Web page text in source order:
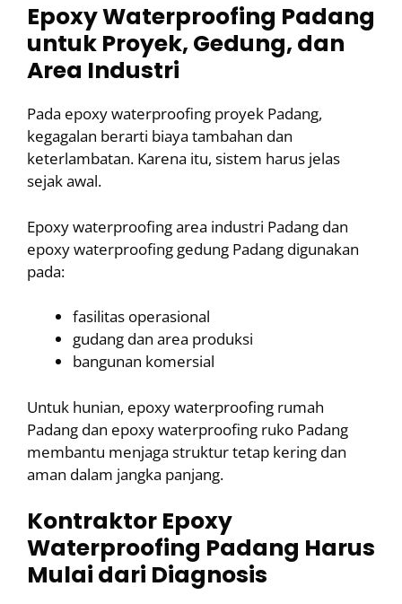
Epoxy Waterproofing Padang
untuk Proyek, Gedung, dan
Area Industri
Pada epoxy waterproofing proyek Padang,
kegagalan berarti biaya tambahan dan
keterlambatan. Karena itu, sistem harus jelas
sejak awal.
Epoxy waterproofing area industri Padang dan
epoxy waterproofing gedung Padang digunakan
pada:
fasilitas operasional
gudang dan area produksi
bangunan komersial
Untuk hunian, epoxy waterproofing rumah
Padang dan epoxy waterproofing ruko Padang
membantu menjaga struktur tetap kering dan
aman dalam jangka panjang.
Kontraktor Epoxy
Waterproofing Padang Harus
Mulai dari Diagnosis